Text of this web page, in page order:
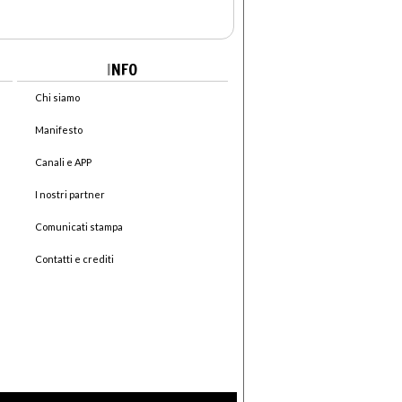
INFO
Chi siamo
Manifesto
Canali e APP
I nostri partner
Comunicati stampa
Contatti e crediti